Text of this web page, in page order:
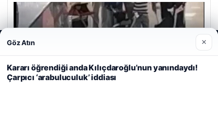
Personeline Ödül
Web sitemizi nasıl kullandığınızı daha iyi anlayabilmek,
deneyiminizi kişiselleştirmek ve geliştirmek amacıyla çerezler
kullanıyoruz.
Çerez Politikamız
Reddet Kabul Et
Göz Atın ×
Kararı öğrendiği anda Kılıçdaroğlu’nun yanındaydı!
Çarpıcı ‘arabuluculuk’ iddiası